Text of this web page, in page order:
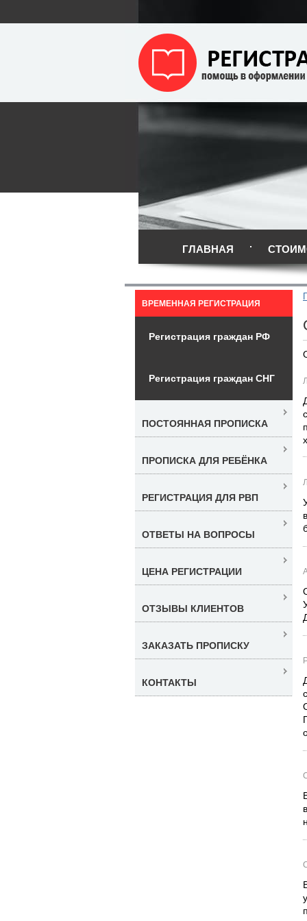
ГЛАВНАЯ
ВРЕМЕННАЯ РЕГИСТРАЦИЯ
Регистрация граждан РФ
Регистрация граждан СНГ
ПОСТОЯННАЯ ПРОПИСКА
ПРОПИСКА ДЛЯ РЕБЁНКА
РЕГИСТРАЦИЯ ДЛЯ РВП
ОТВЕТЫ НА ВОПРОСЫ
ЦЕНА РЕГИСТРАЦИИ
ОТЗЫВЫ КЛИЕНТОВ
ЗАКАЗАТЬ ПРОПИСКУ
КОНТАКТЫ